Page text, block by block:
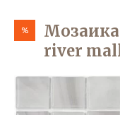
%
Мозаика
river